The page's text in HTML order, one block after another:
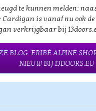
te kunnen melden:
is vanaf nu ook
verkrijgbaar bij
BLOG: ERIBÉ ALPINE
NIEUW BIJ 13DOORS.EU